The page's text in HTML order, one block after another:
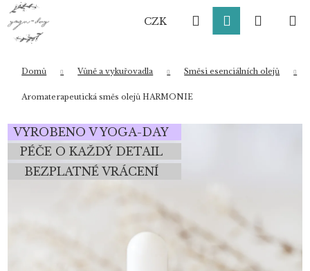
Přejít
obsah
CZK HledatPřihlášení
Domů Vůně a vykuřovadla Směsi esenciálních olejů
Aromaterapeutická směs olejů HARMONIE
VYROBENO V YOGA-DAY
PÉČE O KAŽDÝ DETAIL
BEZPLATNÉ VRÁCENÍ
K
o
Zpět
Zpět
Co potřebujete najít?
Doporučujeme